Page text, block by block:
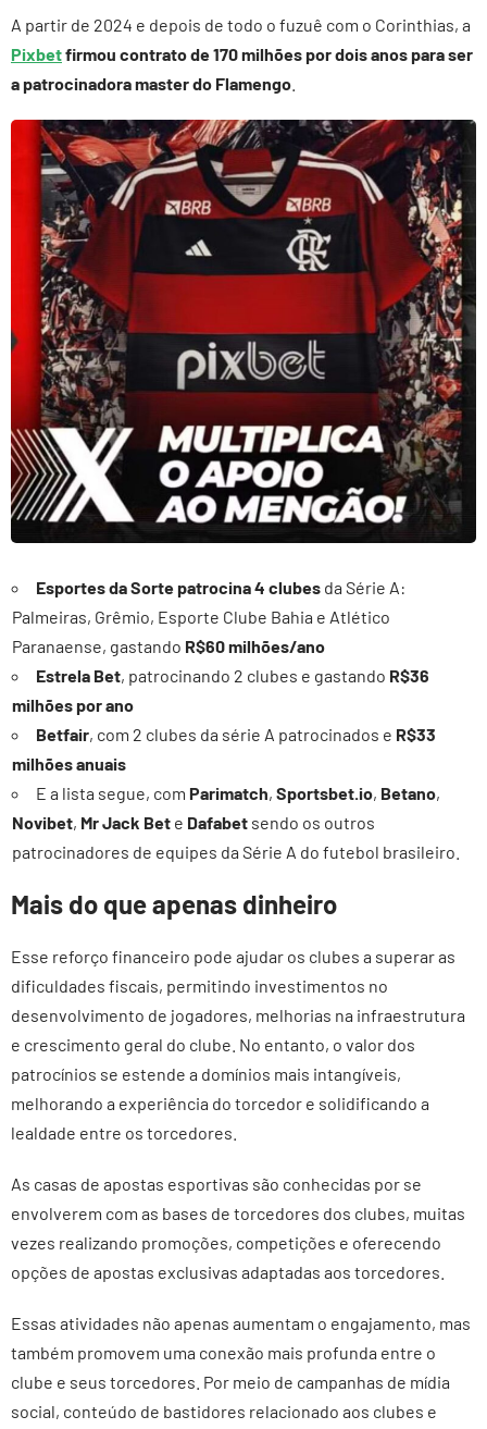
A partir de 2024 e depois de todo o fuzuê com o Corinthias, a
Pixbetfirmou contrato de 170 milhões por dois anos para ser
a patrocinadora master do Flamengo
Esportes da Sorte patrocina 4 clubes da Série A:
Palmeiras, Grêmio, Esporte Clube Bahia e Atlético
Paranaense, gastando R$60 milhões/ano
Estrela Bet, patrocinando 2 clubes e gastando R$36
milhões por ano
Betfair, com 2 clubes da série A patrocinados e R$33
milhões anuais
E a lista segue, com Parimatch, Sportsbet.io, Betano,
Novibet, Mr Jack Bet e Dafabet sendo os outros
patrocinadores de equipes da Série A do futebol brasileiro.
Mais do que apenas dinheiro
Esse reforço financeiro pode ajudar os clubes a superar as
dificuldades fiscais, permitindo investimentos no
desenvolvimento de jogadores, melhorias na infraestrutura
e crescimento geral do clube. No entanto, o valor dos
patrocínios se estende a domínios mais intangíveis,
melhorando a experiência do torcedor e solidificando a
lealdade entre os torcedores.
As casas de apostas esportivas são conhecidas por se
envolverem com as bases de torcedores dos clubes, muitas
vezes realizando promoções, competições e oferecendo
opções de apostas exclusivas adaptadas aos torcedores.
Essas atividades não apenas aumentam o engajamento, mas
também promovem uma conexão mais profunda entre o
clube e seus torcedores. Por meio de campanhas de mídia
social, conteúdo de bastidores relacionado aos clubes e